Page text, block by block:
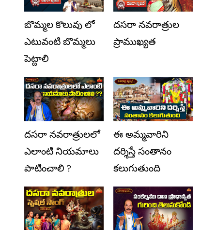
బొమ్మల కొలువు లో
ఎటువంటి బొమ్మలు
పెట్టాలి
దసరా నవరాత్రుల
ప్రాముఖ్యత
దసరా నవరాత్రులలో
ఎలాంటి నియమాలు
పాటించాలి ?
ఈ అమ్మవారిని
దర్శిస్తే సంతానం
కలుగుతుంది